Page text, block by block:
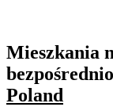
Mieszkania
Poland